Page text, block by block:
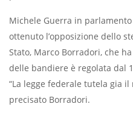
Michele Guerra in
ottenuto l’opposizione dello
Stato, Marco Borradori, che
delle bandiere è regolata dal
“La legge federale tutela gia
precisato Borradori.